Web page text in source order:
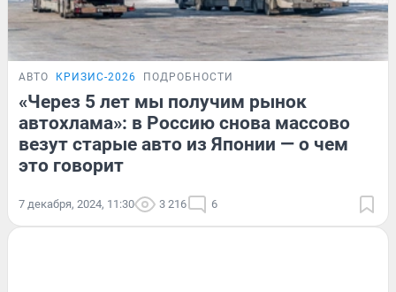
АВТО КРИЗИС-2026 ПОДРОБНОСТИ
«Через 5 лет мы получим рынок
автохлама»: в Россию снова массово
везут старые авто из Японии — о чем
это говорит
7 декабря, 2024, 11:30 3 216 6